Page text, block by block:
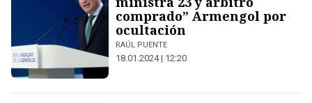
comprado” Armengol por
ocultación
RAÚL PUENTE
18.01.2024 | 12:20